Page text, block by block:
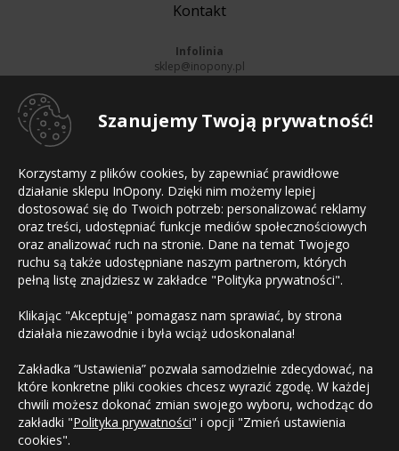
Szanujemy Twoją prywatność!
Korzystamy z plików cookies, by zapewniać prawidłowe
działanie sklepu InOpony. Dzięki nim możemy lepiej
dostosować się do Twoich potrzeb: personalizować reklamy
oraz treści, udostępniać funkcje mediów społecznościowych
oraz analizować ruch na stronie. Dane na temat Twojego
ruchu są także udostępniane naszym partnerom, których
pełną listę znajdziesz w zakładce "Polityka prywatności".
Klikając "Akceptuję" pomagasz nam sprawiać, by strona
działała niezawodnie i była wciąż udoskonalana!
Zakładka “Ustawienia” pozwala samodzielnie zdecydować, na
które konkretne pliki cookies chcesz wyrazić zgodę. W każdej
chwili możesz dokonać zmian swojego wyboru, wchodząc do
zakładki "Polityka prywatności" i opcji "Zmień ustawienia
cookies".
Kontakt
Infolinia
sklep@inopony.pl
52 561 99 90
Strona główna
Regulamin sklepu
Polityka prywatności
Mapa witryny
Kontakt
Płatności